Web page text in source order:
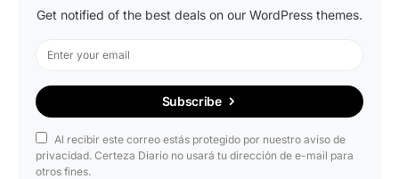
Get notified of the best deals on our WordPress themes.
Subscribe
Al recibir este correo estás protegido por nuestro aviso de
privacidad. Certeza Diario no usará tu dirección de e-mail para
otros fines.